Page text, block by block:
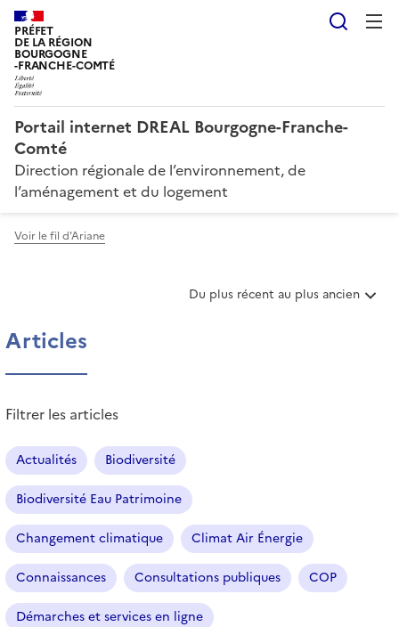
PRÉFET
DE LA RÉGION
BOURGOGNE
-FRANCHE-COMTÉ
Portail internet DREAL Bourgogne-Franche-
Comté
Direction régionale de l’environnement, de
l’aménagement et du logement
Voir le fil d'Ariane
T
i
c
l
e
s
Du plus récent au plus ancien
Articles
Filtrer les articles
Actualités Biodiversité
Biodiversité Eau Patrimoine
Changement climatique Climat Air Énergie
Connaissances Consultations publiques COP
Démarches et services en ligne